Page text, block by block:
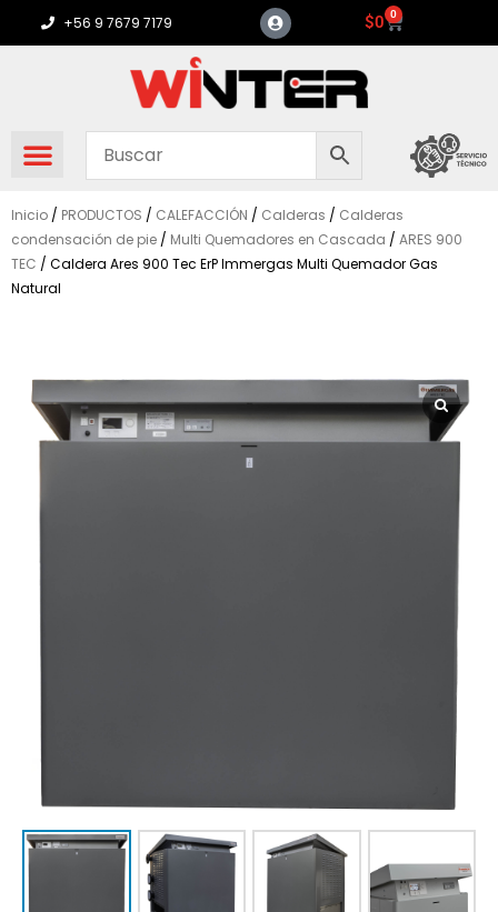
+56 9 7679 7179 $0 0
Carrito
Inicio / PRODUCTOS / CALEFACCIÓN / Calderas / Calderas
condensación de pie / Multi Quemadores en Cascada / ARES 900
TEC / Caldera Ares 900 Tec ErP Immergas Multi Quemador Gas
Natural